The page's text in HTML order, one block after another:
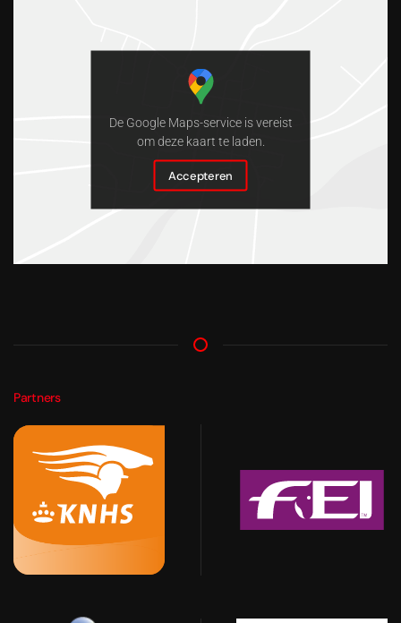
De Google Maps-service is vereist
om deze kaart te laden.
Accepteren
Partners